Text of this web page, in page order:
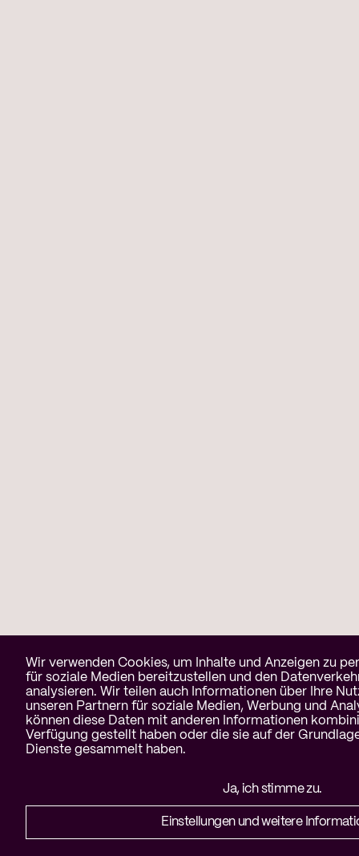
Cookie-Benachrichtigung
Wir verwenden Cookies, um Inhalte und Anzeigen zu
für soziale Medien bereitzustellen und den
analysieren. Wir teilen auch Informationen über Ihre
unseren Partnern für soziale Medien, Werbung und
können diese Daten mit anderen Informationen
Verfügung gestellt haben oder die sie auf der
Dienste gesammelt haben.
Einstellungen und weitere
Ja, ich stimme zu.